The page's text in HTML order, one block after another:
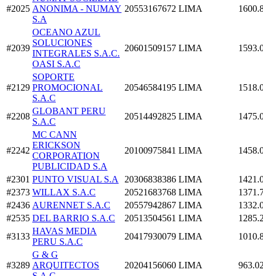
#2025 ANONIMA - NUMAY
S.A
20553167672 LIMA
#2039
OCEANO AZUL
SOLUCIONES
INTEGRALES S.A.C.
OASI S.A.C
20601509157 LIMA
#2129
SOPORTE
PROMOCIONAL
S.A.C
20546584195 LIMA
#2208
GLOBANT PERU
S.A.C
20514492825 LIMA
#2242
MC CANN
ERICKSON
CORPORATION
PUBLICIDAD S.A
20100975841 LIMA
#2301 PUNTO VISUAL S.A 20306838386 LIMA
#2373 WILLAX S.A.C 20521683768 LIMA
#2436 AURENNET S.A.C 20557942867 LIMA
#2535 DEL BARRIO S.A.C 20513504561 LIMA
#3133
HAVAS MEDIA
PERU S.A.C
20417930079 LIMA
#3289
G & G
ARQUITECTOS
20204156060 LIMA